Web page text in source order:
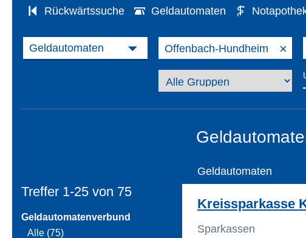
Rückwärtssuche Geldautomaten
×
Treffer 1-25 von 75
Geldautomatenverbund
Alle (75)
Geldautomaten
Kreissparkasse
Sparkassen